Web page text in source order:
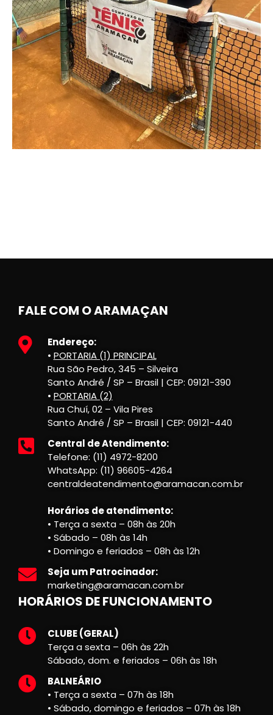
FALE COM O ARAMAÇAN
Endereço:
• PORTARIA (1) PRINCIPAL
Rua São Pedro, 345 – Silveira
Santo André / SP – Brasil | CEP: 09121-390
• PORTARIA (2)
Rua Chuí, 02 – Vila Pires
Santo André / SP – Brasil | CEP: 09121-440
Central de Atendimento:
Telefone: (11) 4972-8200
WhatsApp: (11) 96605-4264
centraldeatendimento@aramacan.com.br
Horários de atendimento:
• Terça a sexta – 08h às 20h
• Sábado – 08h às 14h
• Domingo e feriados – 08h às 12h
Seja um Patrocinador:
marketing@aramacan.com.br
HORÁRIOS DE FUNCIONAMENTO
CLUBE (GERAL)
Terça a sexta – 06h às 22h
Sábado, dom. e feriados – 06h às 18h
BALNEÁRIO
• Terça a sexta – 07h às 18h
• Sábado, domingo e feriados – 07h às 18h